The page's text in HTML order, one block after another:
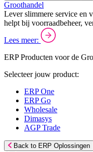
Groothandel
Lever slimmere service en
helpt bij voorraadbeheer,
Lees meer:
ERP Producten voor de
Selecteer jouw product:
ERP One
ERP Go
Wholesale
Dimasys
AGP Trade
Back to ERP Oplossingen